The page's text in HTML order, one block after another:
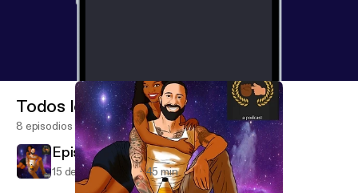
Todos los episodios
8 episodios
Episode 8 (Pump Party)
15 de abr de 2019 45 min